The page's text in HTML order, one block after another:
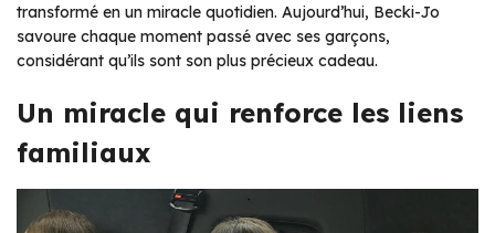
transformé en un miracle quotidien. Aujourd’hui, Becki-Jo
savoure chaque moment passé avec ses garçons,
considérant qu’ils sont son plus précieux cadeau.
Un miracle qui renforce les liens
familiaux